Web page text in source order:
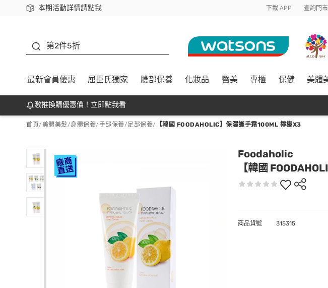
本期活動詳情請點我
下載app最高回饋$350 下載 APP 查詢門市
第2件5折
最新會員優惠 屈臣氏獨家 臉部保養 化妝品 醫美 專櫃 保健 美體
激推換購優惠價！立即點我看
首頁/美體美髮/身體保養/手部保養/足部保養/ 【韓國 FOODAHOLIC】保濕護手霜100ML 檸檬X3
Foodaholic
【韓國
商品貨號 315315